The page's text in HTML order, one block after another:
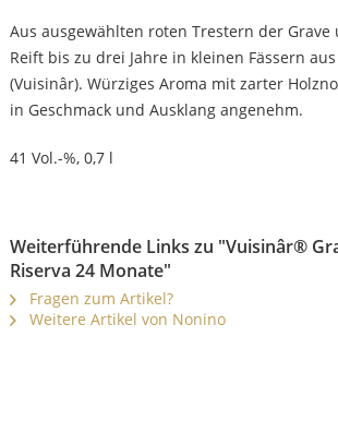
Aus ausgewählten roten Trestern der Grave
Reift bis zu drei Jahre in kleinen Fässern
(Vuisinâr). Würziges Aroma mit zarter
in Geschmack und Ausklang angenehm.
41 Vol.-%, 0,7 l
Weiterführende Links zu "Vuisinâr®
Riserva 24 Monate"
Fragen zum Artikel?
Weitere Artikel von Nonino